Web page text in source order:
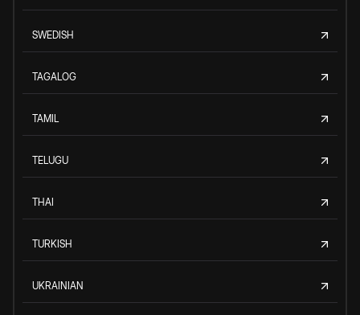
SWEDISH
TAGALOG
TAMIL
TELUGU
THAI
TURKISH
UKRAINIAN